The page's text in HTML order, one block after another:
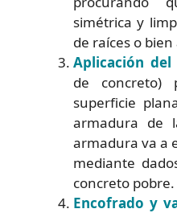
simétrica y
de raíces o
Aplicación del
de concreto)
superficie
armadura de
armadura va a
mediante
concreto pobre.
Encofrado y